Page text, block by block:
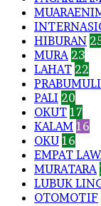
HIBURAN
MURA 23
LAHAT 22
PALI 20
OKUT 17
KALAM 16
OKU 16
EMPAT
MURATARA
LUBUK
OTOMOTIF